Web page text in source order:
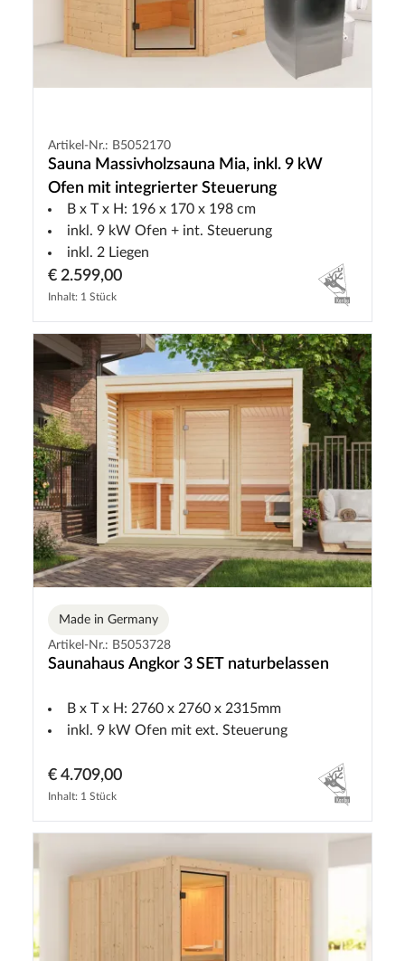
Artikel-Nr.: B5052170
Sauna Massivholzsauna Mia, inkl. 9 kW
Ofen mit integrierter Steuerung
B x T x H: 196 x 170 x 198 cm
inkl. 9 kW Ofen + int. Steuerung
inkl. 2 Liegen
€ 2.599,00
Inhalt: 1 Stück
Made in Germany
Artikel-Nr.: B5053728
Saunahaus Angkor 3 SET naturbelassen
B x T x H: 2760 x 2760 x 2315mm
inkl. 9 kW Ofen mit ext. Steuerung
€ 4.709,00
Inhalt: 1 Stück